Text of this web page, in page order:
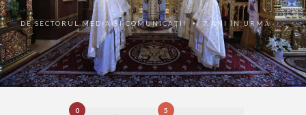
DESECTORUL MEDIA ȘI COMUNICAȚII •7 ANI ÎN URMĂ
0 5